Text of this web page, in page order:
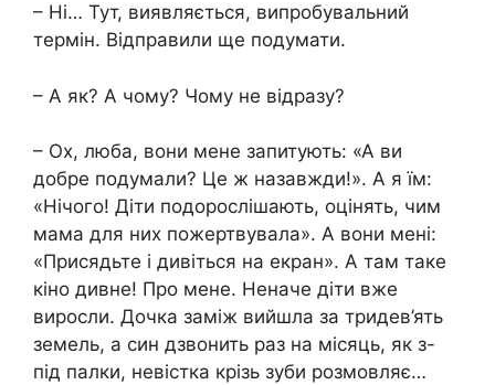
– Ні… Тут, виявляється, випробувальний
термін. Відправили ще подумати.
– А як? А чому? Чому не відразу?
– Ох, люба, вони мене запитують: «А ви
добре подумали? Це ж назавжди!». А я їм:
«Нічого! Діти подорослішають, оцінять, чим
мама для них пожертвувала». А вони мені:
«Присядьте і дивіться на екран». А там таке
кіно дивне! Про мене. Неначе діти вже
виросли. Дочка заміж вийшла за тридев’ять
земель, а син дзвонить раз на місяць, як з-
під палки, невістка крізь зуби розмовляє…